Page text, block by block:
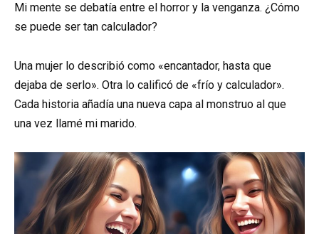
Mi mente se debatía entre el horror y la venganza. ¿Cómo
se puede ser tan calculador?
Una mujer lo describió como «encantador, hasta que
dejaba de serlo». Otra lo calificó de «frío y calculador».
Cada historia añadía una nueva capa al monstruo al que
una vez llamé mi marido.